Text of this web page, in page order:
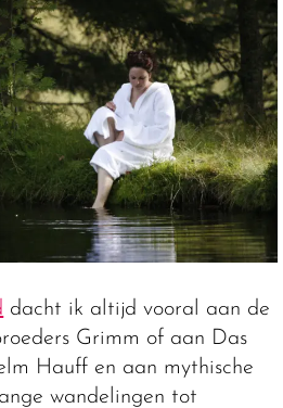
dacht ik altijd vooral aan de
Grimm of aan Das
Hauff en aan mythische
wandelingen tot